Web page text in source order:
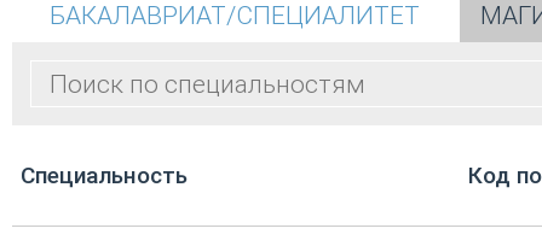
БАКАЛАВРИАТ/СПЕЦИАЛИТЕТ
Cпециальность Код